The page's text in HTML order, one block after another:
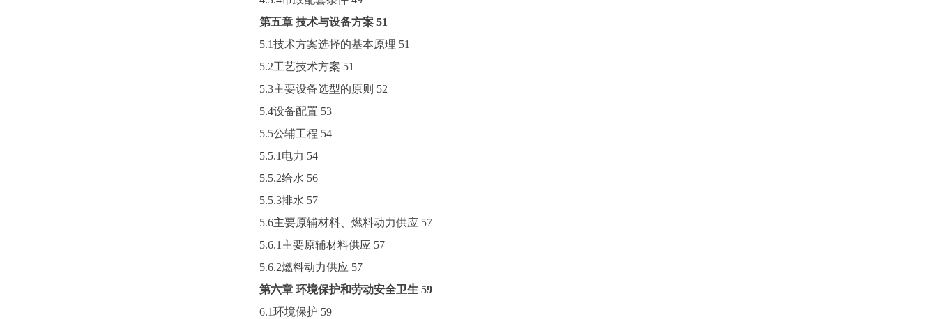
第五章 技术与设备方案 51
5.1技术方案选择的基本原理 51
5.2工艺技术方案 51
5.3主要设备选型的原则 52
5.4设备配置 53
5.5公辅工程 54
5.5.1电力 54
5.5.2给水 56
5.5.3排水 57
5.6主要原辅材料、燃料动力供应 57
5.6.1主要原辅材料供应 57
5.6.2燃料动力供应 57
第六章 环境保护和劳动安全卫生 59
6.1环境保护 59